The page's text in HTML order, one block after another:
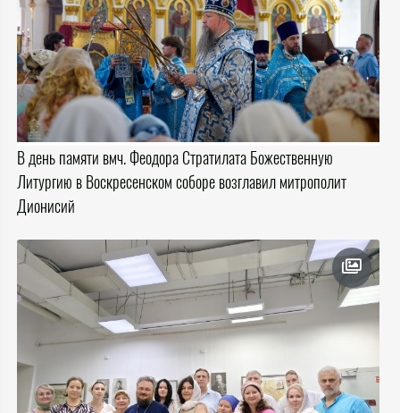
В день памяти вмч. Феодора Стратилата Божественную
Литургию в Воскресенском соборе возглавил митрополит
Дионисий